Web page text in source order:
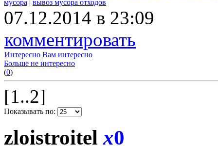
мусора | вывоз мусора отходов
07.12.2014 в 23:09
комментировать
Интересно Вам интересно
Больше не интересно
(0)
[1..2]
Показывать по:
zloistroitelx0